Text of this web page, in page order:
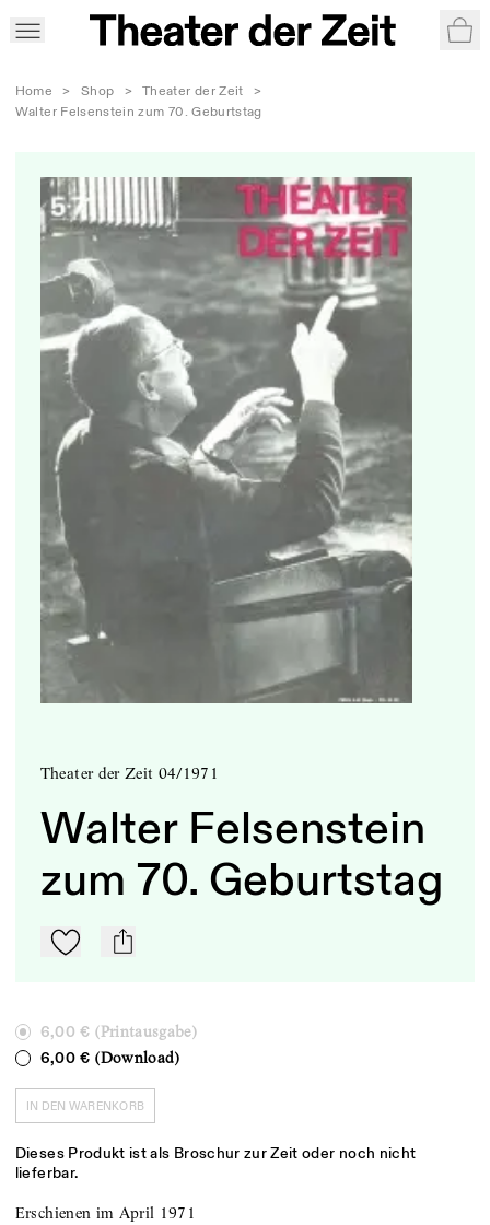
Home > Shop > Theater der Zeit
>
Walter Felsenstein zum 70. Geburtstag
Theater der Zeit 04/1971
Walter Felsenstein
zum 70. Geburtstag
Zu Mein-TdZ hinzufügen
mail
6,00 €(Printausgabe)
6,00 €(Download)
IN DEN WARENKORB
Dieses Produkt ist als Broschur zur Zeit oder noch nicht
lieferbar.
Erschienen im April 1971